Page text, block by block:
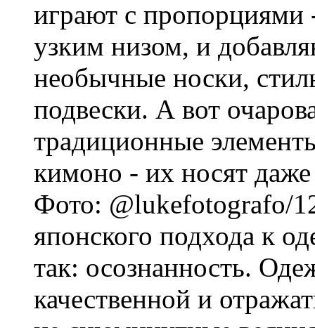
играют с пропорциями
узким низом, и
необычные носки,
подвески. А вот
традиционные
кимоно - их носят
Фото: @lukefotografo/
японского подхода к
так: осознанность.
качественной и